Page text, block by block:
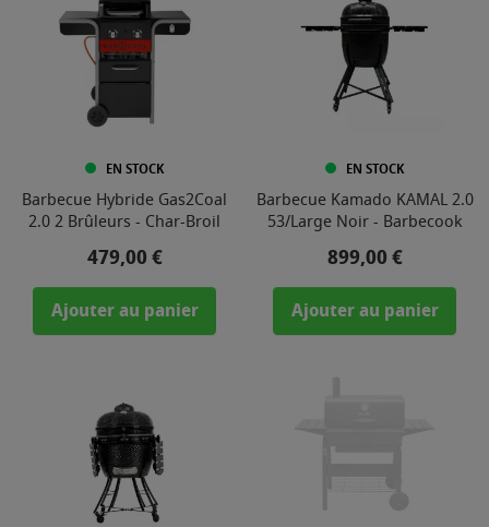
EN STOCK
Barbecue Hybride Gas2Coal
2.0 2 Brûleurs - Char-Broil
Prix
479,00 €
Ajouter au panier
EN STOCK
Barbecue Kamado KAMAL 2.0
53/Large Noir - Barbecook
Prix
899,00 €
Ajouter au panier